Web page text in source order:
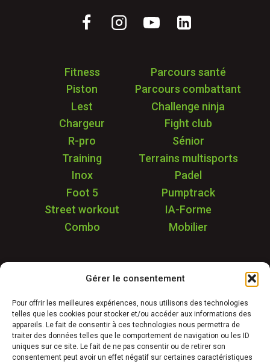
Gérer le consentement
Pour offrir les meilleures expériences, nous utilisons des technologies
telles que les cookies pour stocker et/ou accéder aux informations des
appareils. Le fait de consentir à ces technologies nous permettra de
traiter des données telles que le comportement de navigation ou les ID
uniques sur ce site. Le fait de ne pas consentir ou de retirer son
consentement peut avoir un effet négatif sur certaines caractéristiques
Fitness
Parcours santé
Piston
Parcours combattant
Lest
Challenge ninja
Chargeur
Fight club
R-pro
Sénior
Training
Terrains multisports
Inox
Padel
Foot 5
Pumptrack
Street workout
IA-Forme
Combo
Mobilier
Garantie & SAV
Déstockage
Réalisations
FAQ
Blog